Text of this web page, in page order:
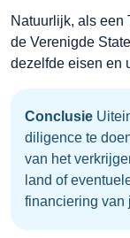
Natuurlijk, als een
de Verenigde
dezelfde eisen en
Conclusie
diligence te
van het
land of
financiering van